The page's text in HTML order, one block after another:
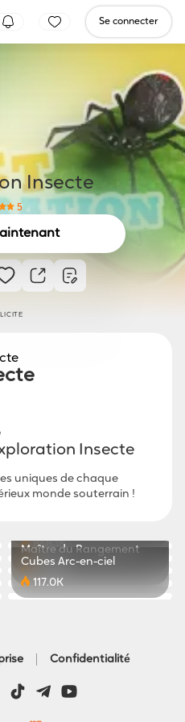
Se connecter
Insecte
5
Insecte
uniques de chaque
monde souterrain !
868.1K
349.3K
Maître du Rangement
Cubes Arc-en-ciel
117.0K
Confidentialité